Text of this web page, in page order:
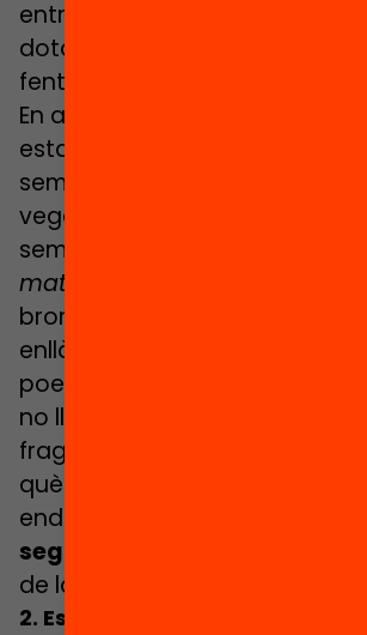
entre les diferents sessions
dotar de més sentit la feina
fent, i
En aquesta línia, pot resultar
establir un
sempre fem de la mateixa
vegades, simplement n’hi ha
sempre una
mateixes
broma per començar. O
enllà… Per què no començar
poema? Cada dia un de
no llegir-los cada setmana un
fragment d’una novel·la, per
què no reptar-los amb una
endevinalla? Aquests rituals
seguretat
de la sessió.
2. Estona de lectura